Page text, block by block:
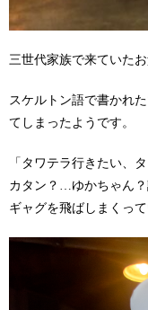
三世代家族で来ていたお
スケルトン語で書かれ
てしまったようです。
「タワテラ行きたい、
カタン？…ゆかちゃん
ギャグを飛ばしまくって